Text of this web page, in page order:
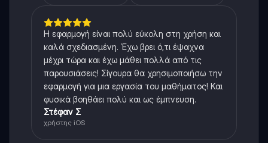
Η εφαρμογή είναι πολύ εύκολη στη χρήση και
καλά σχεδιασμένη. Έχω βρει ό,τι έψαχνα
μέχρι τώρα και έχω μάθει πολλά από τις
παρουσιάσεις! Σίγουρα θα χρησιμοποιήσω την
εφαρμογή για μια εργασία του μαθήματος! Και
φυσικά βοηθάει πολύ και ως έμπνευση.
Στέφαν Σ
χρήστης iOS